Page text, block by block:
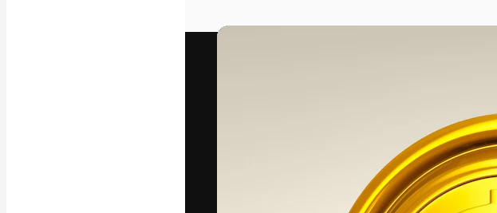
Vídeos
A plataforma criativa para você direcionar
seu melhor trabalho. Mais de 1 milhão de
assinantes entre criativos, empresas,
agências e estúdios.